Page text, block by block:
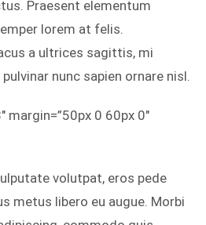
Praesent elementum
lorem at felis.
a ultrices sagittis, mi
nunc sapien ornare nisl.
margin=”50px 0 60px 0″
volutpat, eros pede
metus libero eu augue. Morbi